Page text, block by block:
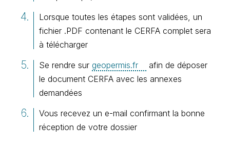
Lorsque toutes les étapes sont validées, un
fichier .PDF contenant le CERFA complet sera
à télécharger
Se rendre sur geopermis.fr
afin de déposer
le document CERFA avec les annexes
demandées
Vous recevez un e-mail confirmant la bonne
réception de votre dossier